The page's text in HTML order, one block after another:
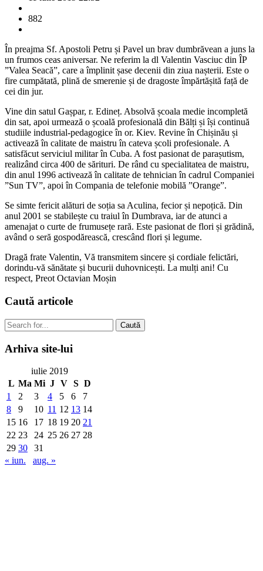
882
În preajma Sf. Apostoli Petru și Pavel un brav dumbrăvean a juns la
un frumos ceas aniversar. Ne referim la dl Valentin Vasciuc din ÎP
”Valea Seacă”, care a împlinit șase decenii din ziua nașterii. Este o
fire cumpătată, plină de smerenie și de dragoste împărtășită față de
cei din jur.
Vine din satul Gașpar, r. Edineț. Absolvă școala medie incompletă
din sat, apoi urmează o școală profesională din Bălți și își continuă
studiile industrial-pedagogice în or. Kiev. Revine în Chișinău și
activează în calitate de maistru în cateva școli profesionale. A
satisfăcut serviciul militar în Cuba. A fost pasionat de parașutism,
realizând circa 400 de sărituri. De rând cu specialitatea de maistru,
din anul 1996 activează în calitate de tehnician în cadrul Companiei
”Sun TV”, apoi în Compania de telefonie mobilă ”Orange”.
Se simte fericit alături de soția sa Aculina, fecior și nepoțică. Din
anul 2001 se stabilește cu traiul în Dumbrava, iar de atunci a
amenajat o curte de frumusețe rară. Este pasionat de flori și grădină,
având o seră gospodărească, crescând flori și legume.
Dragă frate Valentin, Vă transmitem sincere și cordiale felictări,
dorindu-vă sănătate și bucurii duhovnicești. La mulți ani! Cu
respect, Preot Octavian Moșin
Caută articole
Caută
Arhiva site-lui
iulie 2019
L Ma Mi J V S D
1
2 3 4 5 6
7
8
9 10 11 12 13 14
15 16 17 18 19 20 21
22 23 24 25 26 27 28
29 30
31
« iun.
aug. »